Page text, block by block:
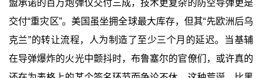
盟承诺的百万炮弹仅交付三成，技术更复杂的防空导弹更是
交付“重灾区”。美国虽坐拥全球最大库存，但其“先欧洲后乌
克兰”的转让流程，人为制造了至少三个月的延迟。当基辅
在导弹爆炸的火光中颤抖时，布鲁塞尔的官僚们，或许真的